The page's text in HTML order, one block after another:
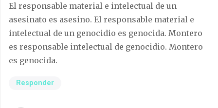
El responsable material e intelectual de un
asesinato es asesino. El responsable material e
intelectual de un genocidio es genocida. Montero
es responsable intelectual de genocidio. Montero
es genocida.
Responder